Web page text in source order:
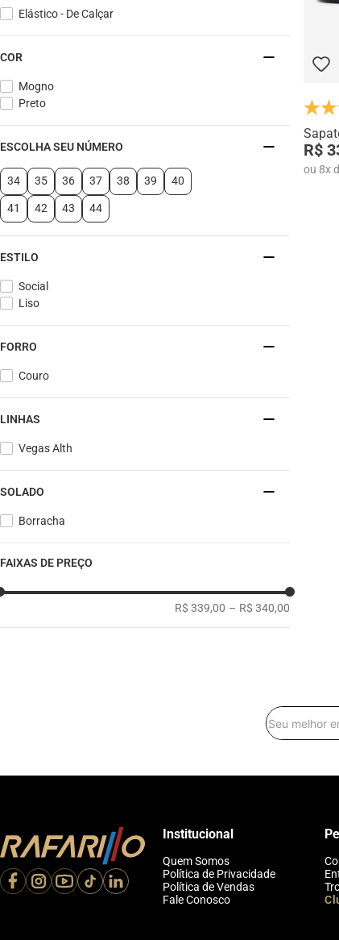
Elástico - De Calçar
COR
Mogno
Preto
ESCOLHA SEU NÚMERO
34 35 36 37 38 39 40
41 42 43 44
ESTILO
Social
Liso
FORRO
Couro
LINHAS
Vegas Alth
SOLADO
Borracha
FAIXAS DE PREÇO
R$ 339,00 – R$ 340,00
R$
ou 8x
Institucional
Quem Somos
Política de Privacidade
Política de Vendas
Fale Conosco